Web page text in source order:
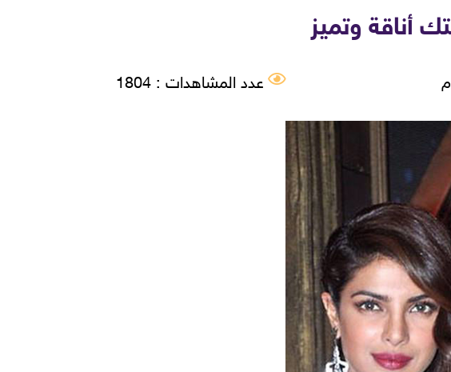
أناقة وتميز
عدد المشاهدات : 1804